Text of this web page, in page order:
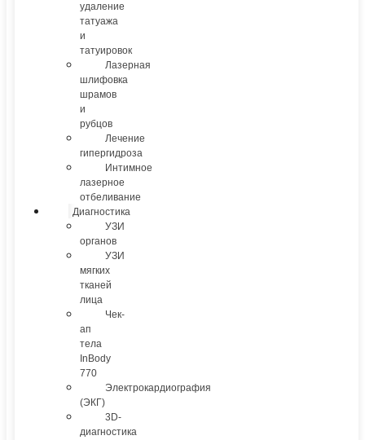
удаление
татуажа
и
татуировок
Лазерная
шлифовка
шрамов
и
рубцов
Лечение
гипергидроза
Интимное
лазерное
отбеливание
Диагностика
УЗИ
органов
УЗИ
мягких
тканей
лица
Чек-
ап
тела
InBody
770
Электрокардиография
(ЭКГ)
3D-
диагностика